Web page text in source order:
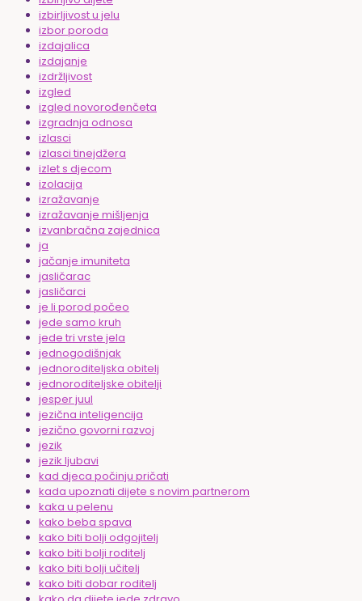
izbirljivost u jelu
izbor poroda
izdajalica
izdajanje
izdržljivost
izgled
izgled novorođenčeta
izgradnja odnosa
izlasci
izlasci tinejdžera
izlet s djecom
izolacija
izražavanje
izražavanje mišljenja
izvanbračna zajednica
ja
jačanje imuniteta
jasličarac
jasličarci
je li porod počeo
jede samo kruh
jede tri vrste jela
jednogodišnjak
jednoroditeljska obitelj
jednoroditeljske obitelji
jesper juul
jezična inteligencija
jezično govorni razvoj
jezik
jezik ljubavi
kad djeca počinju pričati
kada upoznati dijete s novim partnerom
kaka u pelenu
kako beba spava
kako biti bolji odgojitelj
kako biti bolji roditelj
kako biti bolji učitelj
kako biti dobar roditelj